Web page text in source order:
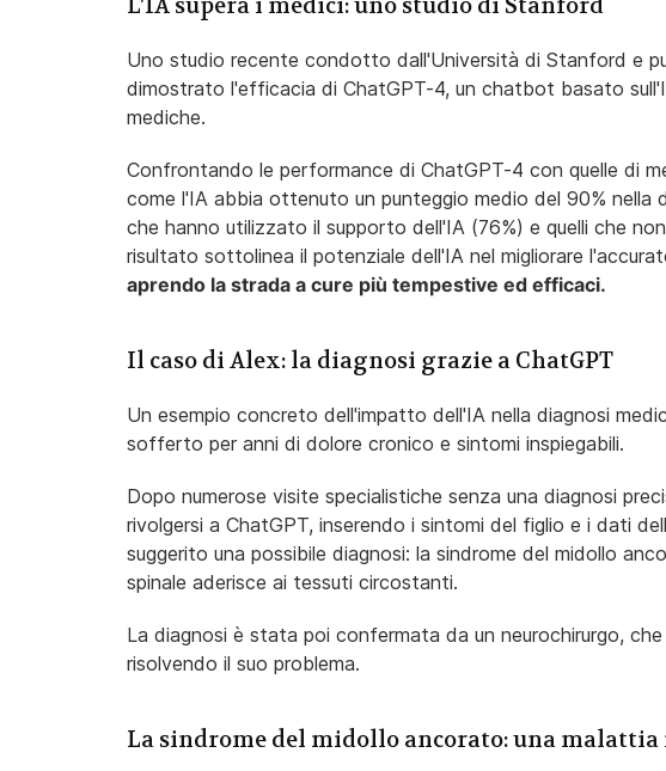
Uno studio recente condotto dall'Università di Stanford e
dimostrato l'efficacia di ChatGPT-4, un chatbot basato
mediche.
Confrontando le performance di ChatGPT-4 con quelle di
come l'IA abbia ottenuto un punteggio medio del 90% nella
che hanno utilizzato il supporto dell'IA (76%) e quelli che
risultato sottolinea il potenziale dell'IA nel migliorare
aprendo la strada a cure più tempestive ed efficaci.
Il caso di Alex: la diagnosi grazie a ChatGPT
Un esempio concreto dell'impatto dell'IA nella diagnosi
sofferto per anni di dolore cronico e sintomi inspiegabili.
Dopo numerose visite specialistiche senza una diagnosi
rivolgersi a ChatGPT, inserendo i sintomi del figlio e i dati
suggerito una possibile diagnosi: la sindrome del midollo
spinale aderisce ai tessuti circostanti.
La diagnosi è stata poi confermata da un neurochirurgo,
risolvendo il suo problema.
La sindrome del midollo ancorato: una malattia